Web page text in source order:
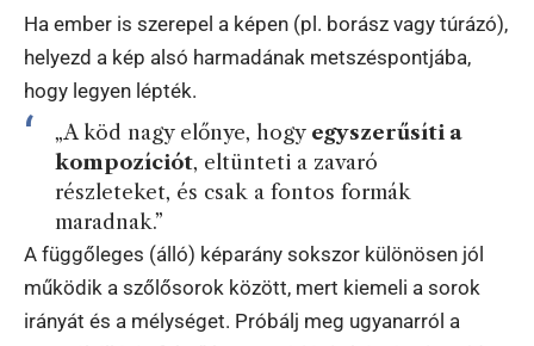
Ha ember is szerepel a képen (pl. borász vagy túrázó),
helyezd a kép alsó harmadának metszéspontjába,
hogy legyen lépték.
„A köd nagy előnye, hogy egyszerűsíti a
kompozíciót, eltünteti a zavaró
részleteket, és csak a fontos formák
maradnak.”
A függőleges (álló) képarány sokszor különösen jól
működik a szőlősorok között, mert kiemeli a sorok
irányát és a mélységet. Próbálj meg ugyanarról a